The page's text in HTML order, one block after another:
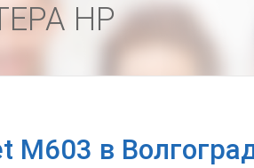
HP
M603 в